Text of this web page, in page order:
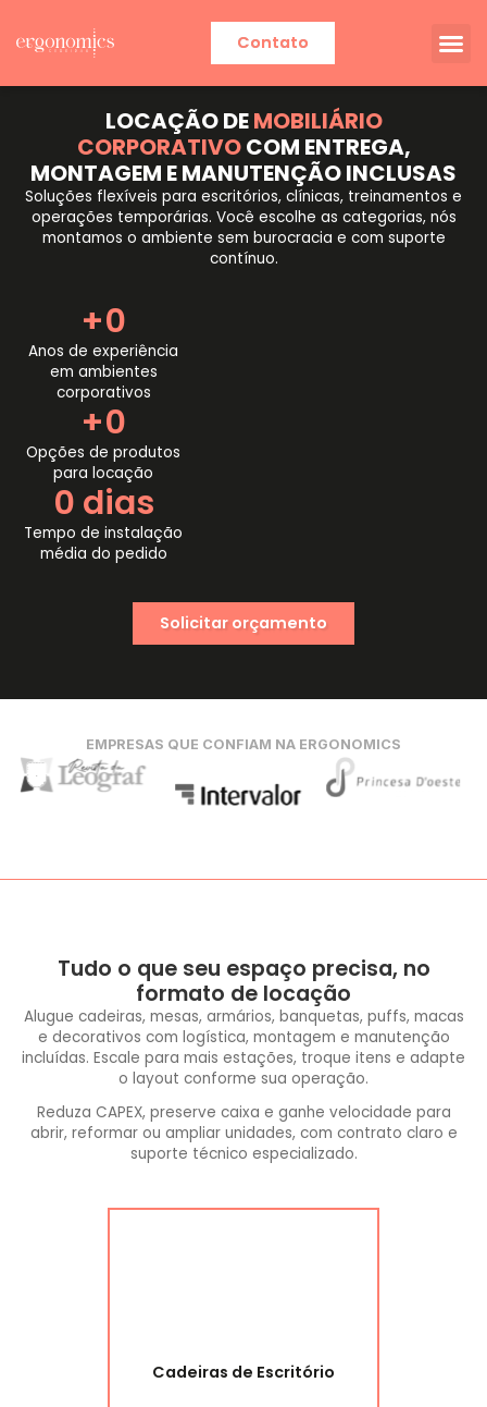
Contato
LOCAÇÃO DEMOBILIÁRIO
CORPORATIVOCOM ENTREGA,
MONTAGEM E MANUTENÇÃO INCLUSAS
Soluções flexíveis para escritórios, clínicas, treinamentos e
operações temporárias. Você escolhe as categorias, nós
montamos o ambiente sem burocracia e com suporte
contínuo.
Solicitar orçamento
Anos de experiência
em ambientes
corporativos
+0
Opções de produtos
para locação
+0
Tempo de instalação
média do pedido
0 dias
EMPRESAS QUE CONFIAM NA ERGONOMICS
Tudo o que seu espaço precisa, no
formato de locação
Alugue cadeiras, mesas, armários, banquetas, puffs, macas
e decorativos com logística, montagem e manutenção
incluídas. Escale para mais estações, troque itens e adapte
o layout conforme sua operação.
Reduza CAPEX, preserve caixa e ganhe velocidade para
abrir, reformar ou ampliar unidades, com contrato claro e
suporte técnico especializado.
Cadeiras de Escritório